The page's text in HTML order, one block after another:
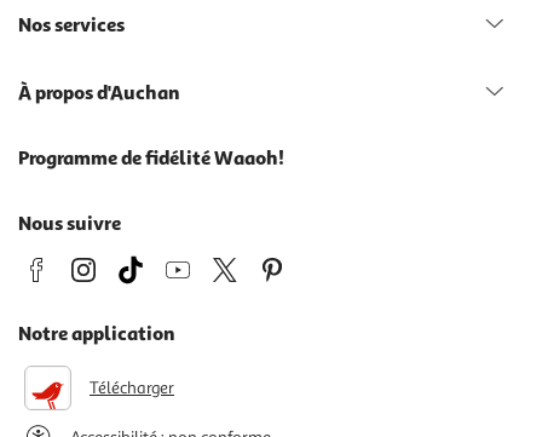
Nos services
À propos d'Auchan
Programme de fidélité Waaoh!
Nous suivre
Notre application
Télécharger